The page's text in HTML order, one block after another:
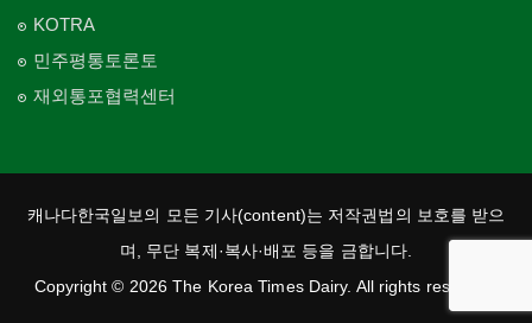
KOTRA
민주평통토론토
재외통포협력센터
캐나다한국일보의 모든 기사(content)는 저작권법의 보호를 받으
며, 무단 복제·복사·배포 등을 금합니다.
Copyright © 2026 The Korea Times Dairy. All rights reserved.